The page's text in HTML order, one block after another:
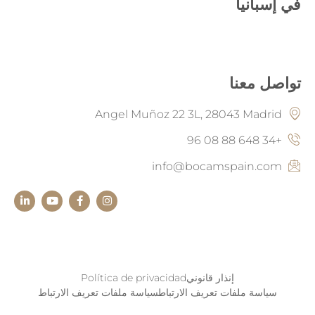
في إسبانيا
تواصل معنا
Angel Muñoz 22 3L, 28043 Madrid
+34 648 88 08 96
info@bocamspain.com
إنذار قانونيPolítica de privacidad
سياسة ملفات تعريف الارتباطسياسة ملفات تعريف الارتباط